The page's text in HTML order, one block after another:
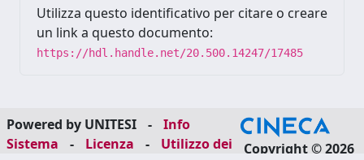
Utilizza questo identificativo per citare o creare
un link a questo documento:
https://hdl.handle.net/20.500.14247/17485
Powered by UNITESI -
Info
Sistema
- Licenza -
Utilizzo dei
Copyright © 2026